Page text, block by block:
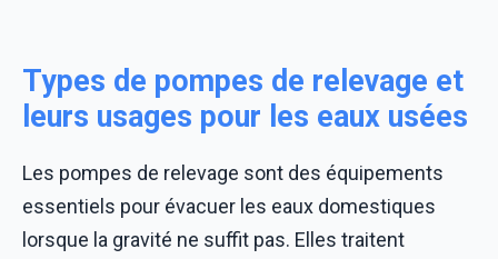
Types de pompes de relevage et
leurs usages pour les eaux usées
Les pompes de relevage sont des équipements
essentiels pour évacuer les eaux domestiques
lorsque la gravité ne suffit pas. Elles traitent